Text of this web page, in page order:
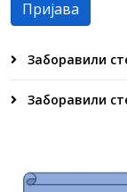
Пријава
Заборавили
Заборавили